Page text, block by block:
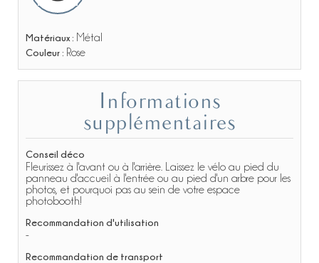
Matériaux : Métal
Couleur : Rose
supplémentaires
Conseil déco
Fleurissez à l'avant ou à l'arrière. Laissez le vélo au pied du
panneau d'accueil à l'entrée ou au pied d'un arbre pour les
photos, et pourquoi pas au sein de votre espace
photobooth!
Recommandation d'utilisation
-
Recommandation de transport